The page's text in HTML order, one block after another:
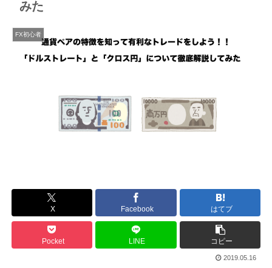
みた
FX初心者
X Facebook はてブ
Pocket LINE コピー
2019.05.16